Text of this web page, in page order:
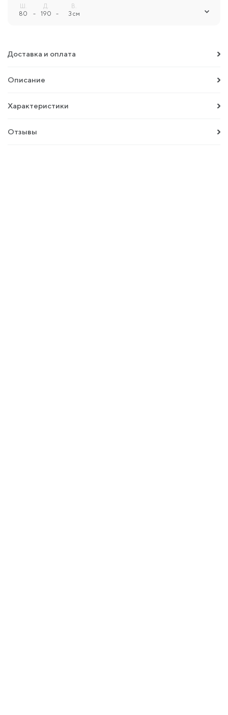
Ш.
80 -
Д.
190 -
В.
3 см
Доставка и оплата
Описание
Характеристики
Отзывы